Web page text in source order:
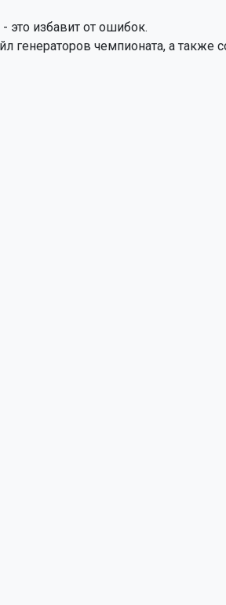
это избавит от ошибок.
генераторов чемпионата, а также